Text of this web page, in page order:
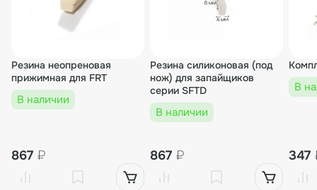
Усиленный импульсный запайщик PFS-450
T
2 шт.
Ножной усиленный запайщик PFS-600C с д
Резина неопреновая
прижимная для FRT
В наличии
867 ₽
Резина силиконовая (под
нож) для запайщиков
серии SFTD
В наличии
867 ₽
В
347